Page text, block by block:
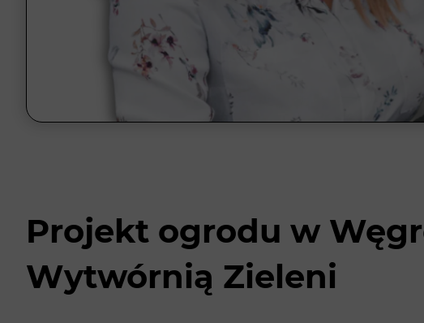
Projekt ogrodu w
Wytwórnią Zieleni